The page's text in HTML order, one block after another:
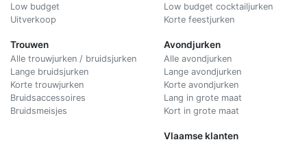
Low budget
Uitverkoop
Trouwen
Alle trouwjurken / bruidsjurken
Lange bruidsjurken
Korte trouwjurken
Bruidsaccessoires
Bruidsmeisjes
Low budget cocktailjurken
Korte feestjurken
Avondjurken
Alle avondjurken
Lange avondjurken
Korte avondjurken
Lang in grote maat
Kort in grote maat
Vlaamse klanten